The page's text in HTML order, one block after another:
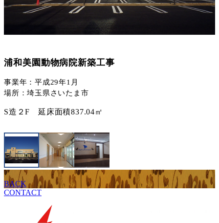
浦和美園動物病院新築工事
事業年：平成29年1月
場所：埼玉県さいたま市
S造２F 延床面積837.04㎡
BACK
CONTACT